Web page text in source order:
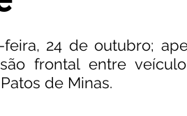
24 de outubro;
frontal entre
de Minas.